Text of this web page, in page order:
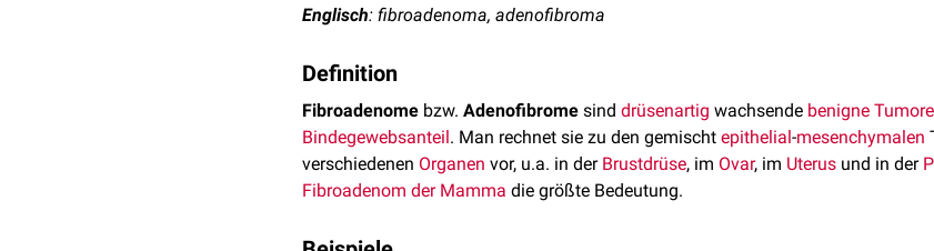
Englisch: fibroadenoma, adenofibroma
Definition
Fibroadenome bzw. Adenofibrome sind drüsenartig wachsende benigne
Bindegewebsanteil. Man rechnet sie zu den gemischt epithelial-mesenchymalen
verschiedenen Organen vor, u.a. in der Brustdrüse, im Ovar, im Uterus und in der
Fibroadenom der Mamma die größte Bedeutung.